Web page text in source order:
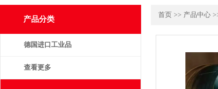
产品分类
德国进口工业品
查看更多
首页 >> 产品中心